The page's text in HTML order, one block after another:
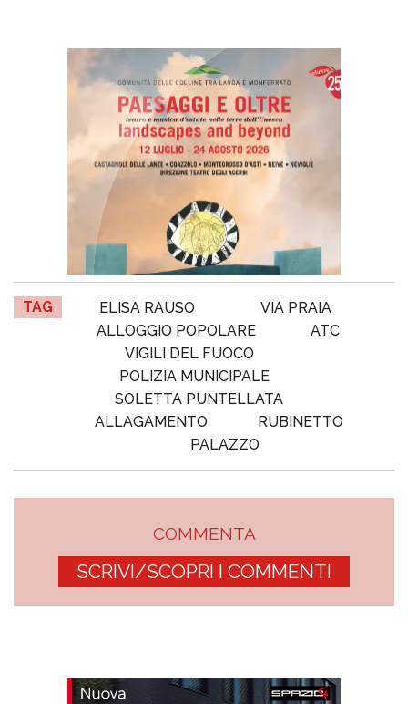
TAG ELISA RAUSO
VIA PRAIA
ALLOGGIO POPOLARE
ATC
VIGILI DEL FUOCO
POLIZIA MUNICIPALE
SOLETTA PUNTELLATA
ALLAGAMENTO
RUBINETTO
PALAZZO
COMMENTA
SCRIVI/SCOPRI I COMMENTI